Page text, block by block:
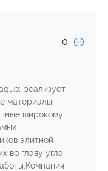
0
реализует
материалы
широкому
элитной
во главу угла